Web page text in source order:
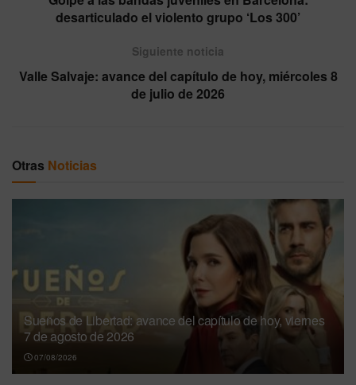
desarticulado el violento grupo ‘Los 300’
Siguiente noticia
Valle Salvaje: avance del capítulo de hoy, miércoles 8
de julio de 2026
Otras Noticias
Sueños de Libertad: avance del capítulo de hoy, viernes
7 de agosto de 2026
07/08/2026